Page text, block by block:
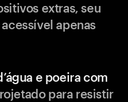
extras, seu
apenas
e poeira com
para resistir